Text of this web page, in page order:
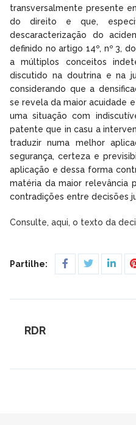
transversalmente presente
do direito e que,
descaracterização do
definido no artigo 14º, nº 3,
a múltiplos conceitos
discutido na doutrina e na
considerando que a
se revela da maior acuidade
uma situação com
patente que in casu a
traduzir numa melhor
segurança, certeza e
aplicação e dessa forma
matéria da maior relevância
contradições entre decisões
Consulte, aqui, o texto da
Partilhe:
RDR